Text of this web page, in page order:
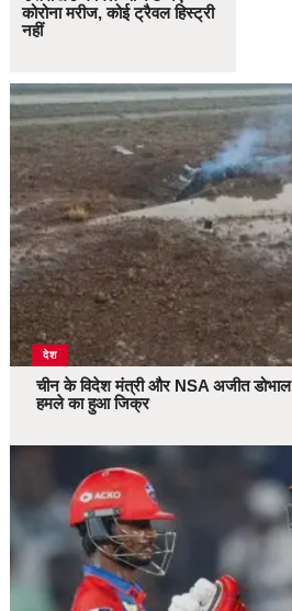
कोरोना मरीज, कोई ट्रैवल हिस्ट्री
नहीं
देश
चीन के विदेश मंत्री और NSA अजीत डोभाल
हमले का हुआ जिक्र